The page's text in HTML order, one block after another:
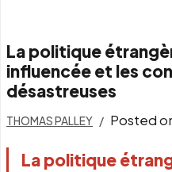
La politique
influencée et les
désastreuses
THOMAS PALLEY Posted
La politique